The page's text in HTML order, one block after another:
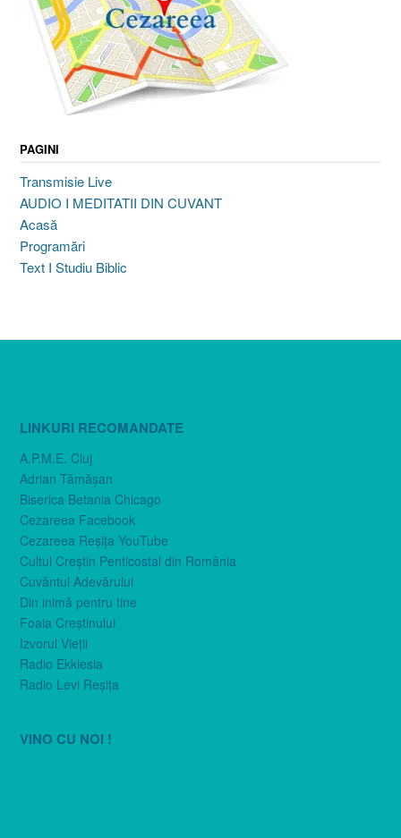
PAGINI
Transmisie Live
AUDIO I MEDITATII DIN CUVANT
Acasă
Programări
Text I Studiu Biblic
LINKURI RECOMANDATE
A.P.M.E. Cluj
Adrian Tămăşan
Biserica Betania Chicago
Cezareea Facebook
Cezareea Reşiţa YouTube
Cultul Creştin Penticostal din România
Cuvântul Adevărului
Din inimă pentru tine
Foaia Creştinului
Izvorul Vieţii
Radio Ekklesia
Radio Levi Reşiţa
VINO CU NOI !